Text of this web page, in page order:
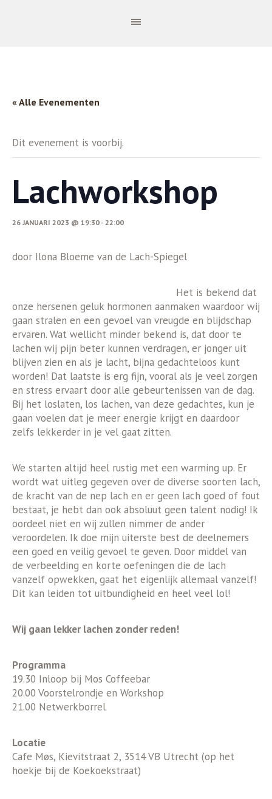
« Alle Evenementen
Dit evenement is voorbij.
Lachworkshop
26 JANUARI 2023 @ 19:30 - 22:00
door Ilona Bloeme van de Lach-Spiegel
Het is bekend dat
onze hersenen geluk hormonen aanmaken waardoor wij
gaan stralen en een gevoel van vreugde en blijdschap
ervaren. Wat wellicht minder bekend is, dat door te
lachen wij pijn beter kunnen verdragen, er jonger uit
blijven zien en als je lacht, bijna gedachteloos kunt
worden! Dat laatste is erg fijn, vooral als je veel zorgen
en stress ervaart door alle gebeurtenissen van de dag.
Bij het loslaten, los lachen, van deze gedachtes, kun je
gaan voelen dat je meer energie krijgt en daardoor
zelfs lekkerder in je vel gaat zitten.
We starten altijd heel rustig met een warming up. Er
wordt wat uitleg gegeven over de diverse soorten lach,
de kracht van de nep lach en er geen lach goed of fout
bestaat, je hebt dan ook absoluut geen talent nodig! Ik
oordeel niet en wij zullen nimmer de ander
veroordelen. Ik doe mijn uiterste best de deelnemers
een goed en veilig gevoel te geven. Door middel van
de verbeelding en korte oefeningen die de lach
vanzelf opwekken, gaat het eigenlijk allemaal vanzelf!
Dit kan leiden tot uitbundigheid en heel veel lol!
Wij gaan lekker lachen zonder reden!
Programma
19.30 Inloop bij Mos Coffeebar
20.00 Voorstelrondje en Workshop
21.00 Netwerkborrel
Locatie
Cafe Møs, Kievitstraat 2, 3514 VB Utrecht (op het
hoekje bij de Koekoekstraat)